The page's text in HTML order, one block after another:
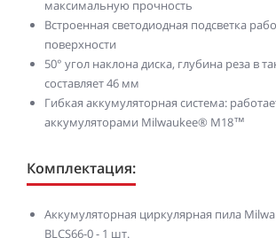
максимальную прочность
Встроенная светодиодная подсветка
поверхности
50° угол наклона диска, глубина реза в
составляет 46 мм
Гибкая аккумуляторная система:
аккумуляторами Milwaukee® М18™
Комплектация:
Аккумуляторная циркулярная пила
BLCS66-0 - 1 шт.